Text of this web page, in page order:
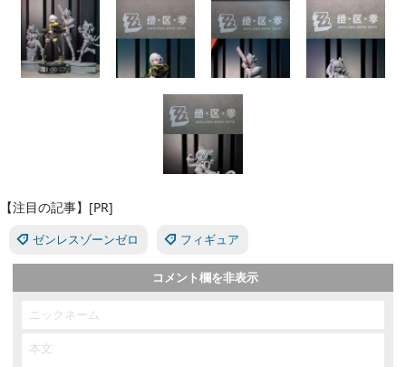
【注目の記事】[PR]
ゼンレスゾーンゼロ フィギュア
コメント欄を非表示